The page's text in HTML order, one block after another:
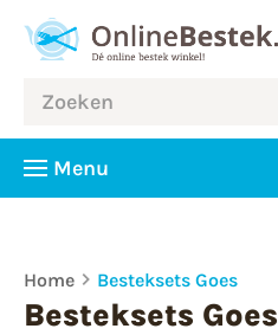
Menu
Home Besteksets Goes
Besteksets Goes